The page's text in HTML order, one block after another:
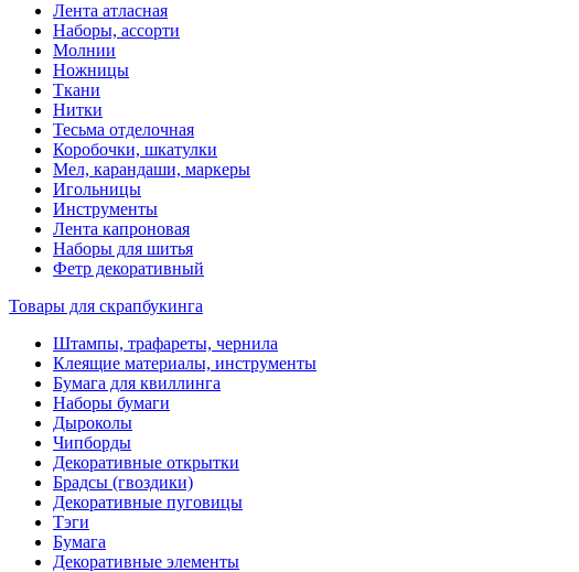
Лента атласная
Наборы, ассорти
Молнии
Ножницы
Ткани
Нитки
Тесьма отделочная
Коробочки, шкатулки
Мел, карандаши, маркеры
Игольницы
Инструменты
Лента капроновая
Наборы для шитья
Фетр декоративный
Товары для скрапбукинга
Штампы, трафареты, чернила
Клеящие материалы, инструменты
Бумага для квиллинга
Наборы бумаги
Дыроколы
Чипборды
Декоративные открытки
Брадсы (гвоздики)
Декоративные пуговицы
Тэги
Бумага
Декоративные элементы